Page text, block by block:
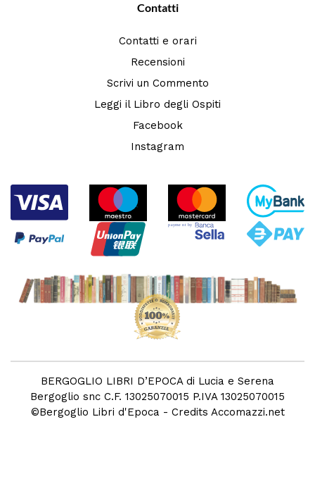
Contatti
Contatti e orari
Recensioni
Scrivi un Commento
Leggi il Libro degli Ospiti
Facebook
Instagram
BERGOGLIO LIBRI D’EPOCA di Lucia e Serena
Bergoglio snc C.F. 13025070015 P.IVA 13025070015
©Bergoglio Libri d'Epoca - Credits Accomazzi.net